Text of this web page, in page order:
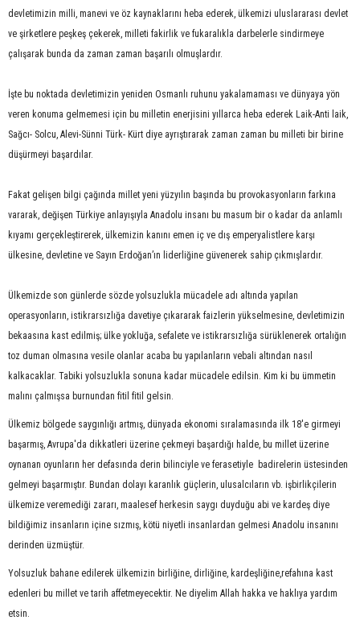
devletimizin milli, manevi ve öz kaynaklarını heba ederek, ülkemizi uluslararası devlet
ve şirketlere peşkeş çekerek, milleti fakirlik ve fukaralıkla darbelerle sindirmeye
çalışarak bunda da zaman zaman başarılı olmuşlardır.
İşte bu noktada devletimizin yeniden Osmanlı ruhunu yakalamaması ve dünyaya yön
veren konuma gelmemesi için bu milletin enerjisini yıllarca heba ederek Laik-Anti laik,
Sağcı- Solcu, Alevi-Sünni Türk- Kürt diye ayrıştırarak zaman zaman bu milleti bir birine
düşürmeyi başardılar.
Fakat gelişen bilgi çağında millet yeni yüzyılın başında bu provokasyonların farkına
vararak, değişen Türkiye anlayışıyla Anadolu insanı bu masum bir o kadar da anlamlı
kıyamı gerçekleştirerek, ülkemizin kanını emen iç ve dış emperyalistlere karşı
ülkesine, devletine ve Sayın Erdoğan’ın liderliğine güvenerek sahip çıkmışlardır.
Ülkemizde son günlerde sözde yolsuzlukla mücadele adı altında yapılan
operasyonların, istikrarsızlığa davetiye çıkararak faizlerin yükselmesine, devletimizin
bekaasına kast edilmiş; ülke yokluğa, sefalete ve istikrarsızlığa sürüklenerek ortalığın
toz duman olmasına vesile olanlar acaba bu yapılanların vebali altından nasıl
kalkacaklar. Tabiki yolsuzlukla sonuna kadar mücadele edilsin. Kim ki bu ümmetin
malını çalmışsa burnundan fitil fitil gelsin.
Ülkemiz bölgede saygınlığı artmış, dünyada ekonomi sıralamasında ilk 18'e girmeyi
başarmış, Avrupa'da dikkatleri üzerine çekmeyi başardığı halde, bu millet üzerine
oynanan oyunların her defasında derin bilinciyle ve ferasetiyle badirelerin üstesinden
gelmeyi başarmıştır. Bundan dolayı karanlık güçlerin, ulusalcıların vb. işbirlikçilerin
ülkemize veremediği zararı, maalesef herkesin saygı duyduğu abi ve kardeş diye
bildiğimiz insanların içine sızmış, kötü niyetli insanlardan gelmesi Anadolu insanını
derinden üzmüştür.
Yolsuzluk bahane edilerek ülkemizin birliğine, dirliğine, kardeşliğine,refahına kast
edenleri bu millet ve tarih affetmeyecektir. Ne diyelim Allah hakka ve haklıya yardım
etsin.